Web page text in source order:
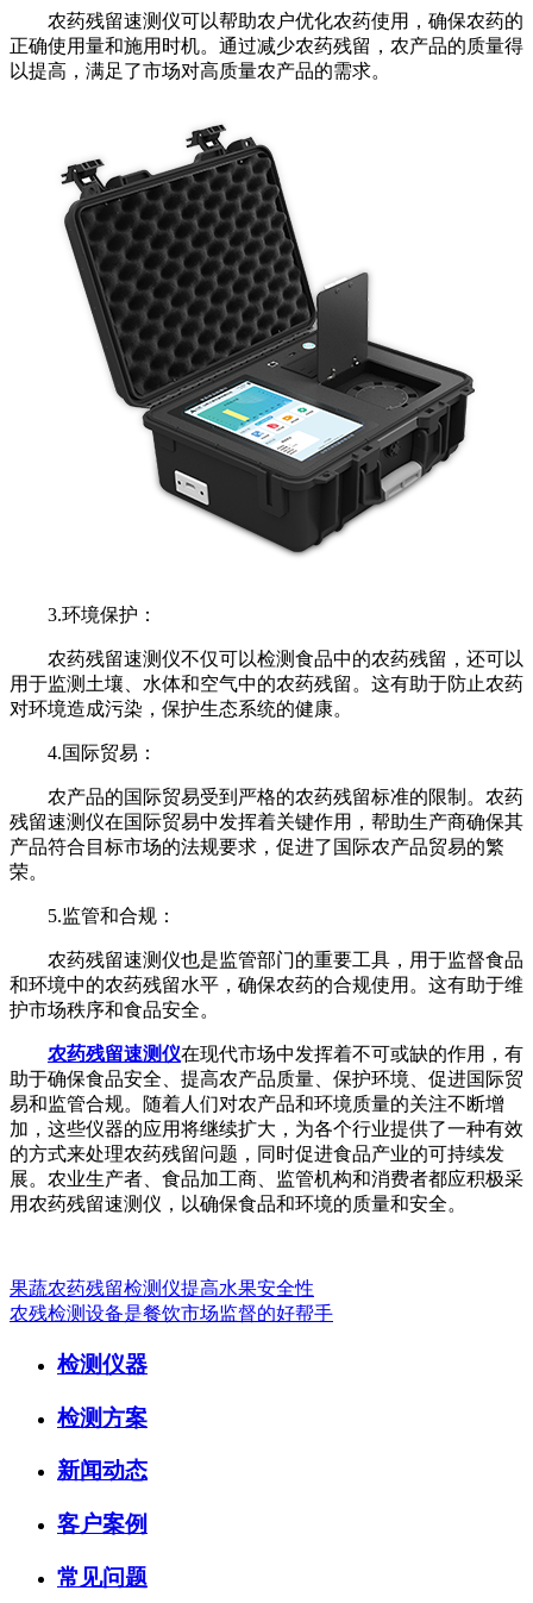
农药残留速测仪可以帮助农户优化农药使用，确保农药的
正确使用量和施用时机。通过减少农药残留，农产品的质量得
以提高，满足了市场对高质量农产品的需求。
3.环境保护：
农药残留速测仪不仅可以检测食品中的农药残留，还可以
用于监测土壤、水体和空气中的农药残留。这有助于防止农药
对环境造成污染，保护生态系统的健康。
4.国际贸易：
农产品的国际贸易受到严格的农药残留标准的限制。农药
残留速测仪在国际贸易中发挥着关键作用，帮助生产商确保其
产品符合目标市场的法规要求，促进了国际农产品贸易的繁
荣。
5.监管和合规：
农药残留速测仪也是监管部门的重要工具，用于监督食品
和环境中的农药残留水平，确保农药的合规使用。这有助于维
护市场秩序和食品安全。
农药残留速测仪在现代市场中发挥着不可或缺的作用，有
助于确保食品安全、提高农产品质量、保护环境、促进国际贸
易和监管合规。随着人们对农产品和环境质量的关注不断增
加，这些仪器的应用将继续扩大，为各个行业提供了一种有效
的方式来处理农药残留问题，同时促进食品产业的可持续发
展。农业生产者、食品加工商、监管机构和消费者都应积极采
用农药残留速测仪，以确保食品和环境的质量和安全。
果蔬农药残留检测仪提高水果安全性
农残检测设备是餐饮市场监督的好帮手
检测仪器
检测方案
新闻动态
客户案例
常见问题